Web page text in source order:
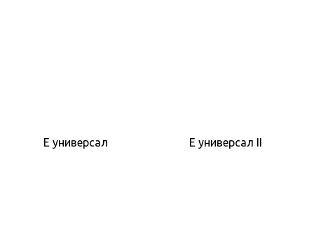
E универсал E универсал II